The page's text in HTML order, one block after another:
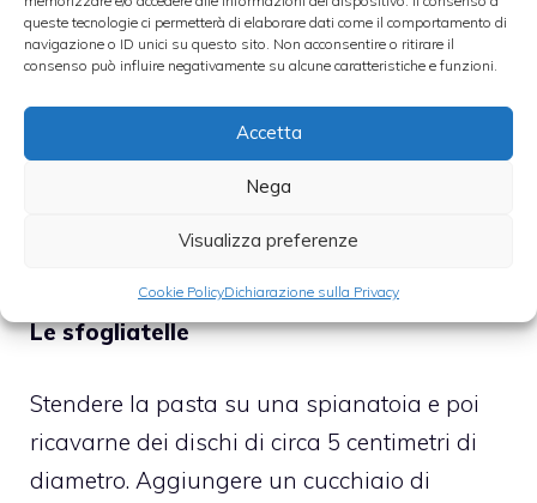
queste tecnologie ci permetterà di elaborare dati come il comportamento di
navigazione o ID unici su questo sito. Non acconsentire o ritirare il
consenso può influire negativamente su alcune caratteristiche e funzioni.
Accetta
Nega
Visualizza preferenze
Cookie PolicyDichiarazione sulla Privacy
continuamente fino a cottura. Lasciare
raffreddare.
Mescolare la ricotta con due turoli di uovo, lo
zucchero a velo e la frutta candita tagliata a
quando questo sarà freddo.
Le sfogliatelle
Stendere la pasta su una spianatoia e poi
ricavarne dei dischi di circa 5 centimetri di
diametro. Aggiungere un cucchiaio di